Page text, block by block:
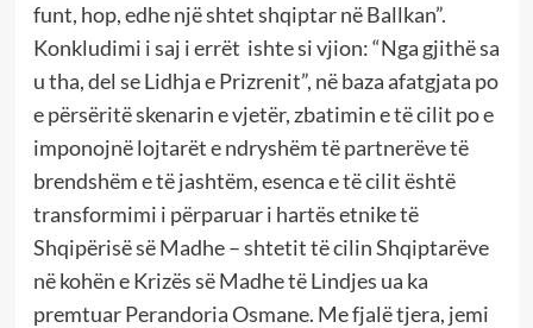
funt, hop, edhe një shtet shqiptar në Ballkan”.
Konkludimi i saj i errët ishte si vjion: “Nga gjithë sa
u tha, del se Lidhja e Prizrenit”, në baza afatgjata po
e përsëritë skenarin e vjetër, zbatimin e të cilit po e
imponojnë lojtarët e ndryshëm të partnerëve të
brendshëm e të jashtëm, esenca e të cilit është
transformimi i përparuar i hartës etnike të
Shqipërisë së Madhe – shtetit të cilin Shqiptarëve
në kohën e Krizës së Madhe të Lindjes ua ka
premtuar Perandoria Osmane. Me fjalë tjera, jemi